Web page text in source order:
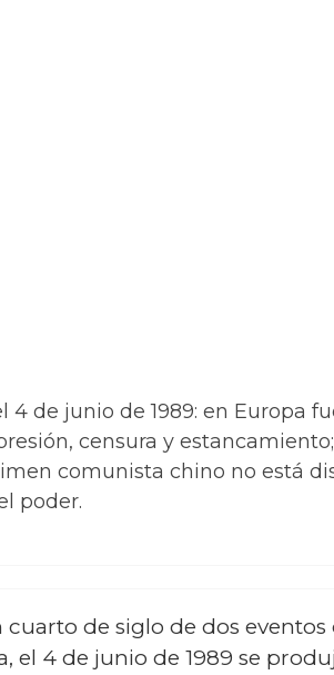
de junio de 1989: en Europa
censura y
comunista chino no está
poder.
de siglo de dos
el 4 de junio de 1989 se